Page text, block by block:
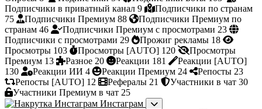
Подписчики в приватный канал 9
Подписчики по странам
75
Подписчики Премиум 88
Подписчики Премиум по
странам 46 Подписчики Премиум с просмотрами 23
Подписчики с просмотрами 29 Прожиг рекламы 18
Просмотры 103 Просмотры [AUTO] 120
Просмотры
Премиум 13 Разное 20 Реакции 181
Реакции [AUTO]
130
Реакции ИИ 4 Реакции Премиум 24 Репосты 23
Репосты [AUTO] 12 Рефералы 21 Участники в чат 30
Участники Премиум в чат 25
Инстаграм